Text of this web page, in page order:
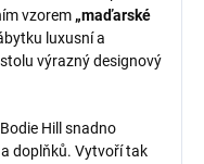
vzorem „maďarské
luxusní a
výrazný designový
Hill snadno
doplňků. Vytvoří tak